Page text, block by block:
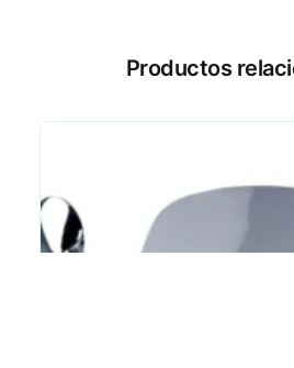
Productos